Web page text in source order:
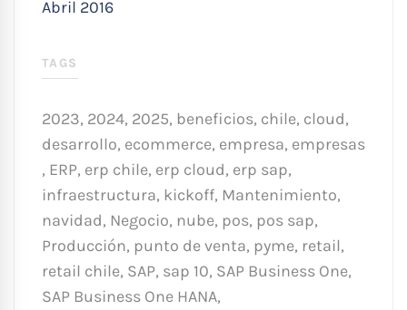
Abril 2016
TAGS
2023, 2024, 2025, beneficios, chile, cloud,
desarrollo, ecommerce, empresa, empresas
, ERP, erp chile, erp cloud, erp sap,
infraestructura, kickoff, Mantenimiento,
navidad, Negocio, nube, pos, pos sap,
Producción, punto de venta, pyme, retail,
retail chile, SAP, sap 10, SAP Business One,
SAP Business One HANA,